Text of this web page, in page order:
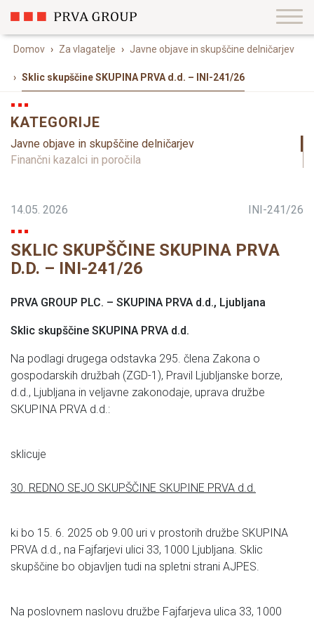
Domov › Za vlagatelje › Javne objave in skupščine delničarjev
› Sklic skupščine SKUPINA PRVA d.d. – INI-241/26
KATEGORIJE
Javne objave in skupščine delničarjev
Finančni kazalci in poročila
14.05. 2026 INI-241/26
SKLIC SKUPŠČINE SKUPINA PRVA
D.D. – INI-241/26
PRVA GROUP PLC. – SKUPINA PRVA d.d., Ljubljana
Sklic skupščine SKUPINA PRVA d.d.
Na podlagi drugega odstavka 295. člena Zakona o
gospodarskih družbah (ZGD-1), Pravil Ljubljanske borze,
d.d., Ljubljana in veljavne zakonodaje, uprava družbe
SKUPINA PRVA d.d.:
sklicuje
30. REDNO SEJO SKUPŠČINE SKUPINE PRVA d.d.
ki bo 15. 6. 2025 ob 9.00 uri v prostorih družbe SKUPINA
PRVA d.d., na Fajfarjevi ulici 33, 1000 Ljubljana. Sklic
skupščine bo objavljen tudi na spletni strani AJPES.
Na poslovnem naslovu družbe Fajfarjeva ulica 33, 1000